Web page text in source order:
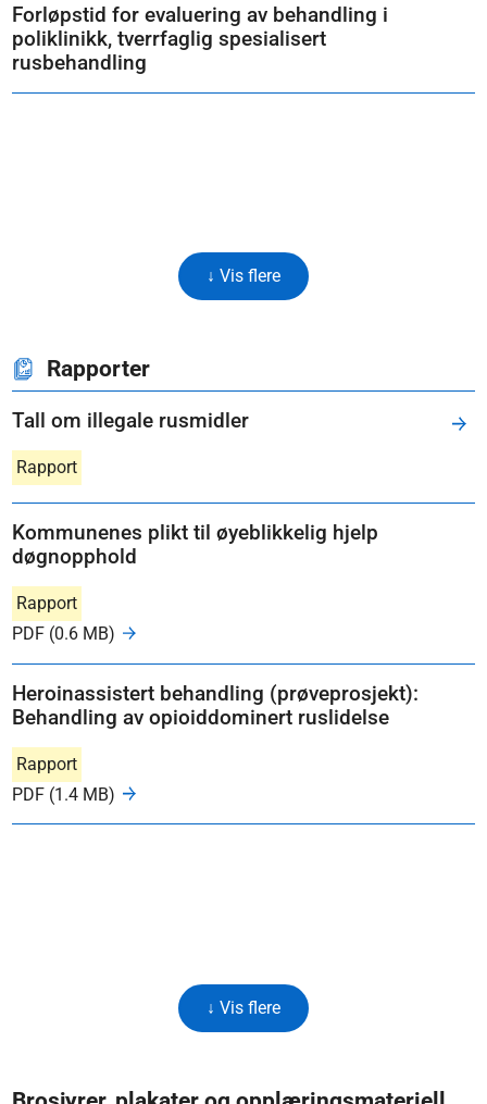
Forløpstid for evaluering av behandling i
poliklinikk, tverrfaglig spesialisert
rusbehandling
↓ Vis flere
Rapporter
Tall om illegale rusmidler
Rapport
Kommunenes plikt til øyeblikkelig hjelp
døgnopphold
Rapport
PDF (0.6 MB)
Heroinassistert behandling (prøveprosjekt):
Behandling av opioiddominert ruslidelse
Rapport
PDF (1.4 MB)
↓ Vis flere